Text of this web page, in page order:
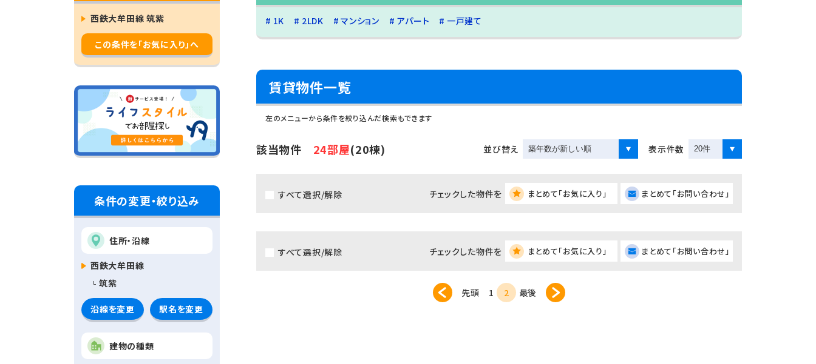
西鉄大牟田線 筑紫
この条件を「お気に入り」へ
条件の変更・絞り込み
住所・沿線
西鉄大牟田線
筑紫
沿線を変更 駅名を変更
建物の種類
1K 2LDK マンション アパート 一戸建て
賃貸物件一覧
左のメニューから条件を絞り込んだ検索もできます
該当物件 24部屋(20棟) 並び替え 表示件数
すべて選択/解除 チェックした物件を まとめて「お気に入り」 まとめて「お問い合わせ」
すべて選択/解除 チェックした物件を まとめて「お気に入り」 まとめて「お問い合わせ」
先頭 1 2 最後